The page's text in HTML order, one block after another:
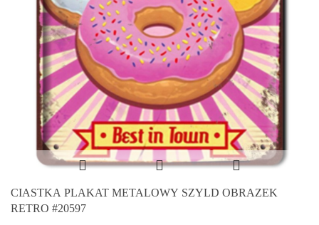
CIASTKA PLAKAT METALOWY SZYLD OBRAZEK
RETRO #20597